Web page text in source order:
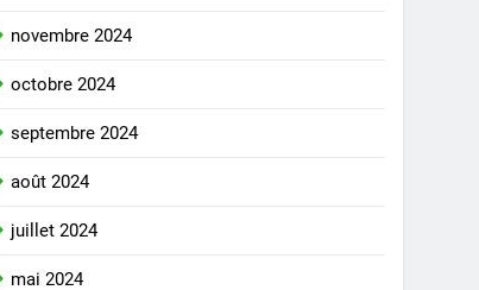
novembre 2024
octobre 2024
septembre 2024
août 2024
juillet 2024
mai 2024